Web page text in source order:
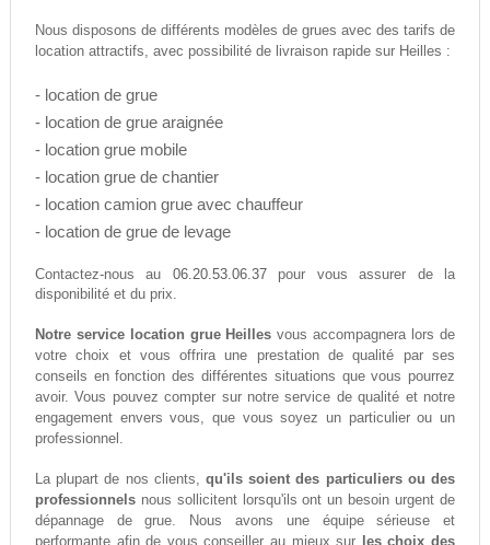
Nous disposons de différents modèles de grues avec des tarifs de
location attractifs, avec possibilité de livraison rapide sur Heilles :
- location de grue
- location de grue araignée
- location grue mobile
- location grue de chantier
- location camion grue avec chauffeur
- location de grue de levage
Contactez-nous au 06.20.53.06.37pour vous assurer de la
disponibilité et du prix.
Notre service location grue Heilles vous accompagnera lors de
votre choix et vous offrira une prestation de qualité par ses
conseils en fonction des différentes situations que vous pourrez
avoir. Vous pouvez compter sur notre service de qualité et notre
engagement envers vous, que vous soyez un particulier ou un
professionnel.
La plupart de nos clients, qu'ils soient des particuliers ou des
professionnelsnous sollicitent lorsqu'ils ont un besoin urgent de
dépannage de grue. Nous avons une équipe sérieuse et
performante afin de vous conseiller au mieux sur
les choix des